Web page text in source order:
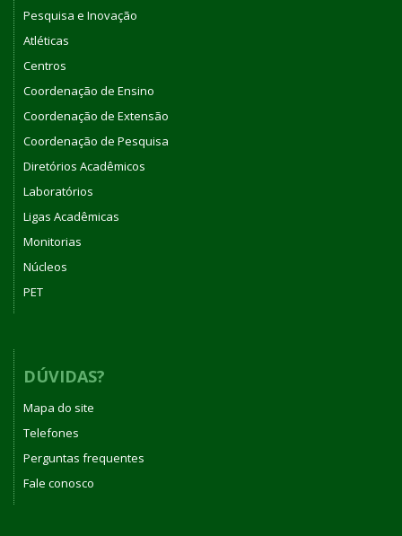
Pesquisa e Inovação
Atléticas
Centros
Coordenação de Ensino
Coordenação de Extensão
Coordenação de Pesquisa
Diretórios Acadêmicos
Laboratórios
Ligas Acadêmicas
Monitorias
Núcleos
PET
DÚVIDAS?
Mapa do site
Telefones
Perguntas frequentes
Fale conosco